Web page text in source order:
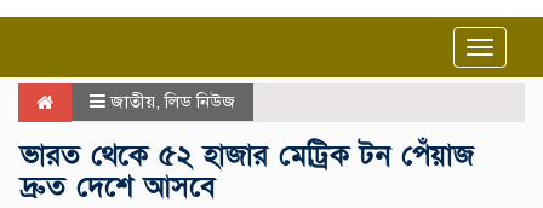
Toggle
জাতীয়,লিড নিউজ
ভারত থেকে ৫২ হাজার মেট্রিক টন পেঁয়াজ
দ্রুত দেশে আসবে